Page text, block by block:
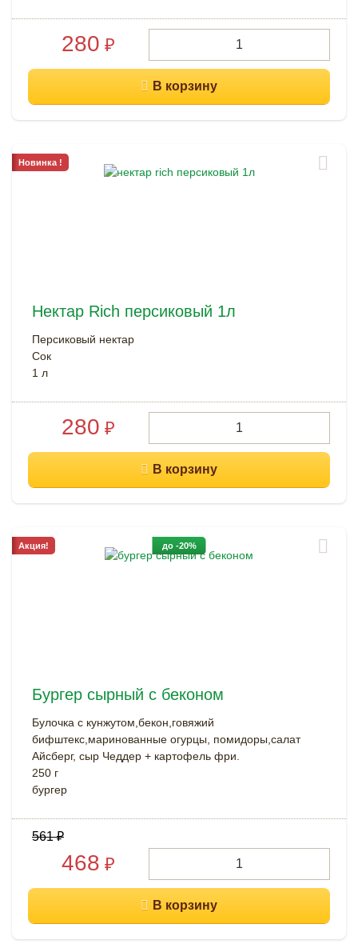
280 ₽
Нектар Rich персиковый 1л
Персиковый нектар
Сок
1 л
280 ₽
Новинка !
Бургер сырный с беконом
Булочка с кунжутом,бекон,говяжий
бифштекс,маринованные огурцы, помидоры,салат
Айсберг, сыр Чеддер + картофель фри.
250 г
бургер
561₽
468 ₽
Акция! до -20%